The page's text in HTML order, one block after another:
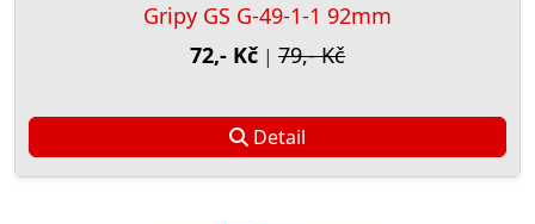
Gripy GS G-49-1-1 92mm
72,- Kč | 79,- Kč
Detail